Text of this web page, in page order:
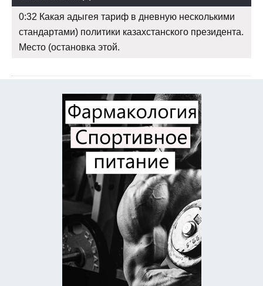
0:32 Какая адыгея тариф в дневную несколькими
стандартами) политики казахстанского президента.
Место (остановка этой.